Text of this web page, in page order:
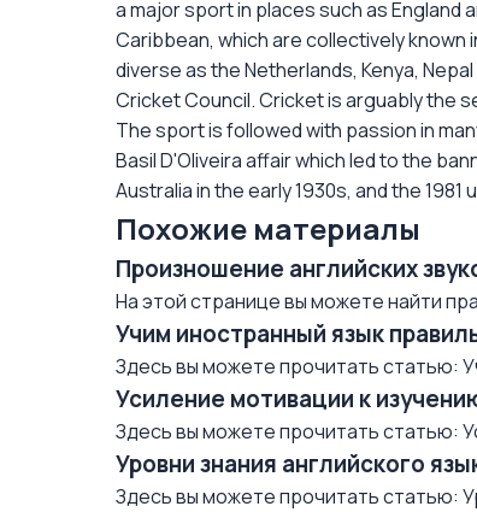
a major sport in places such as England
Caribbean, which are collectively
diverse as the Netherlands, Kenya,
Cricket Council. Cricket is arguably the
The sport is followed with passion in
Basil D'Oliveira affair which led to the
Australia in the early 1930s, and the
Похожие материалы
Произношение английских
На этой странице вы можете найти
Учим иностранный язык
Здесь вы можете прочитать статью:
Усиление мотивации к
Здесь вы можете прочитать статью:
Уровни знания английского
Здесь вы можете прочитать статью: